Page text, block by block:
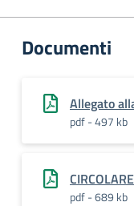
Documenti
Allegato
pdf - 497 kb
pdf - 689 kb